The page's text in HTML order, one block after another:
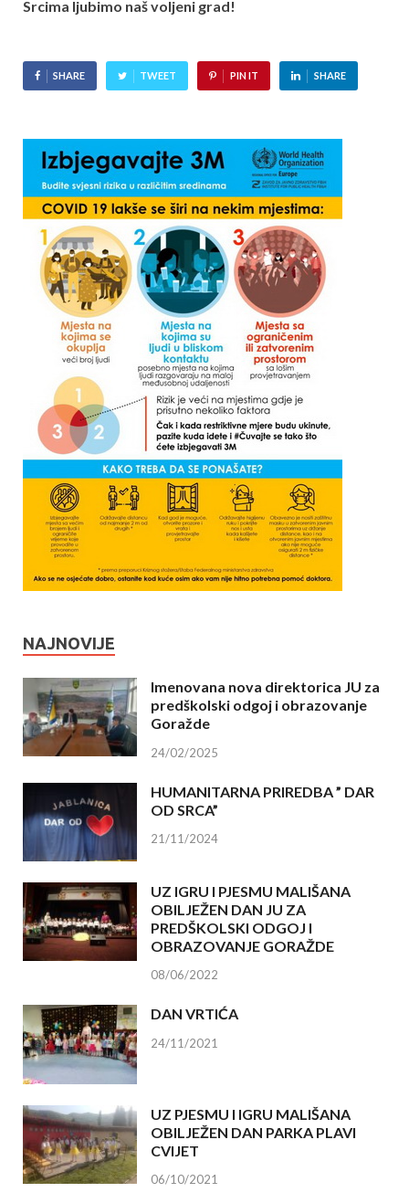
Srcima ljubimo naš voljeni grad!
SHARE TWEET PIN IT SHARE
NAJNOVIJE
Imenovana nova direktorica JU za
predškolski odgoj i obrazovanje
Goražde
24/02/2025
HUMANITARNA PRIREDBA ” DAR
OD SRCA”
21/11/2024
UZ IGRU I PJESMU MALIŠANA
OBILJEŽEN DAN JU ZA
PREDŠKOLSKI ODGOJ I
OBRAZOVANJE GORAŽDE
08/06/2022
DAN VRTIĆA
24/11/2021
UZ PJESMU I IGRU MALIŠANA
OBILJEŽEN DAN PARKA PLAVI
CVIJET
06/10/2021